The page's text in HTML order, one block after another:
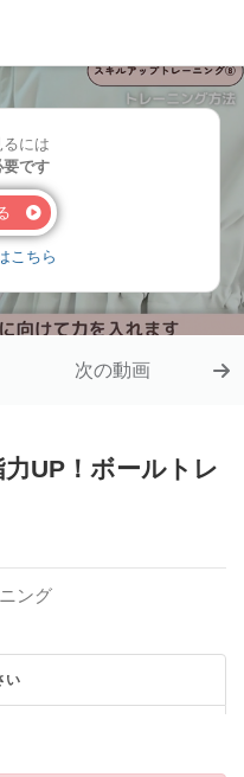
には
要です
こちら
次の動画
UP！ボールトレ
ング
い
ーニング -うずらの卵で親指